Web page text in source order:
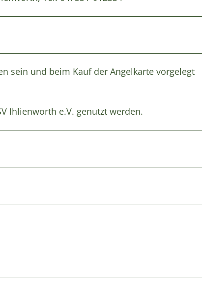
sein und beim Kauf der Angelkarte vorgelegt
Ihlienworth e.V. genutzt werden.